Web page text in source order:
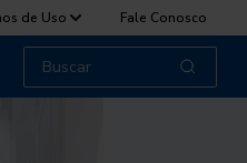
de Uso Fale Conosco